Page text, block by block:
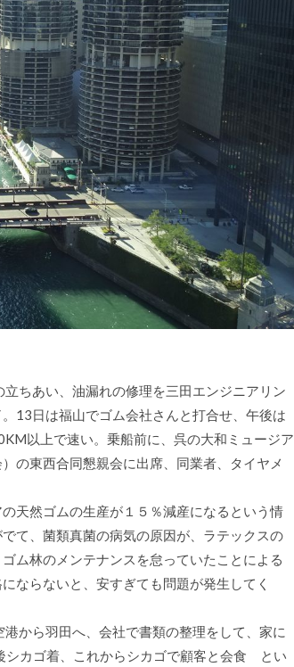
ちあい、油漏れの修理を三田エンジニアリン
13日は福山でゴム会社さんと打合せ、午後は
以上で速い。乗船前に、呉の大和ミュージア
の東西合同懇親会に出席、同業者、タイヤメ
天然ゴムの生産が１５％減産になるという情
て、菌類真菌の病気の原因が、ラテックスの
ム林のメンテナンスを怠っていたことによる
ならないと、安すぎても問題が発生してく
から羽田へ、会社で書類の整理をして、家に
シカゴ着、これからシカゴで顧客と会食 とい